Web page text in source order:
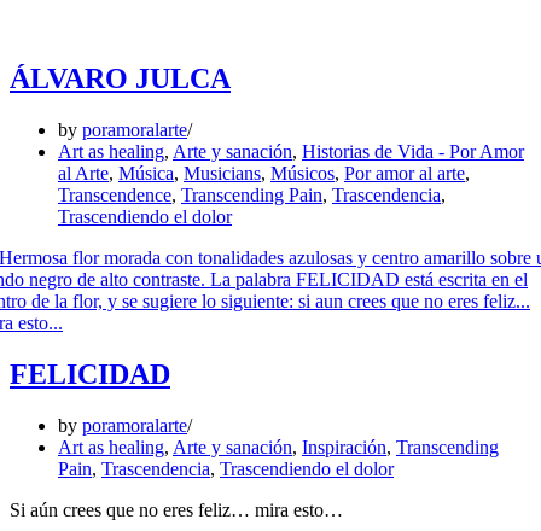
ÁLVARO JULCA
by poramoralarte
Art as healing, Arte y sanación, Historias de Vida - Por Amor
al Arte, Música, Musicians, Músicos, Por amor al arte,
Transcendence, Transcending Pain, Trascendencia,
Trascendiendo el dolor
FELICIDAD
by poramoralarte
Art as healing, Arte y sanación, Inspiración, Transcending
Pain, Trascendencia, Trascendiendo el dolor
Si aún crees que no eres feliz… mira esto…